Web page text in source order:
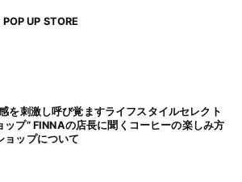
POP UP STORE
を刺激し呼び覚ますライフスタイルセレクト
ップ” FINNAの店長に聞くコーヒーの楽しみ方
ョップについて